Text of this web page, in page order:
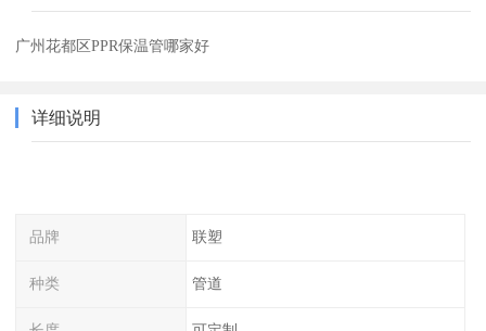
广州花都区PPR保温管哪家好
详细说明
品牌 联塑
种类 管道